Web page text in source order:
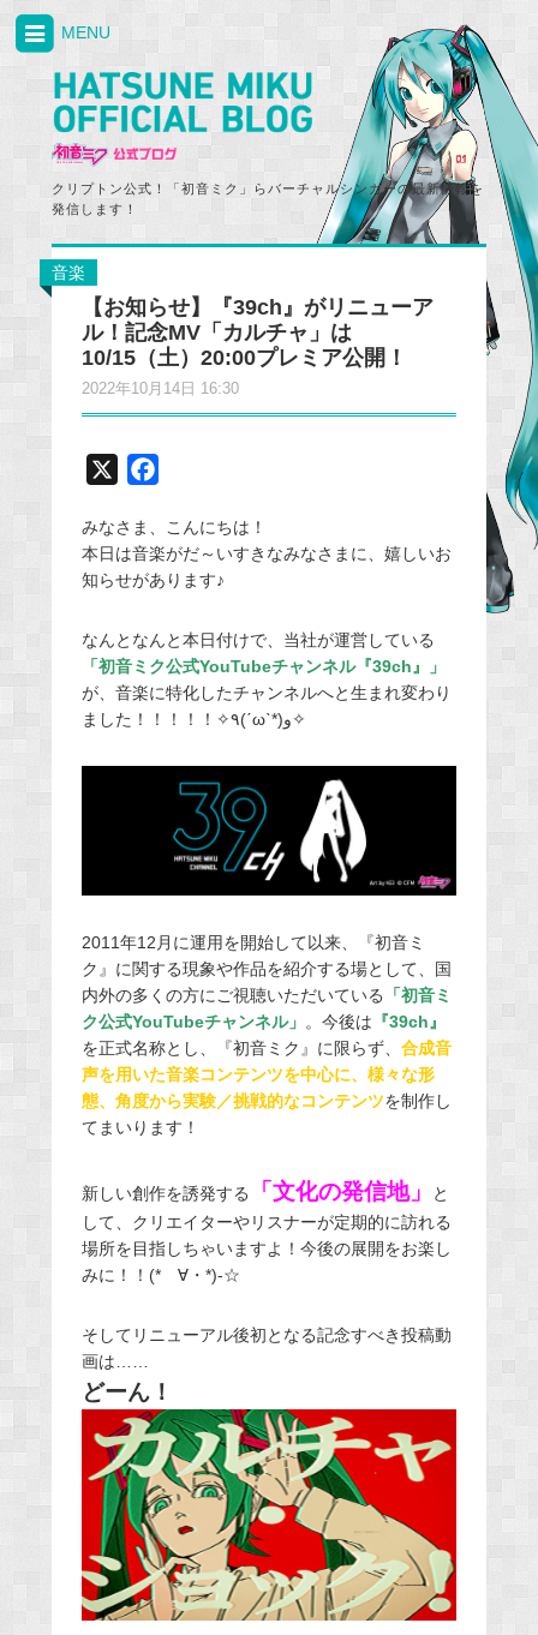
クリプトン公式！「初音ミク」らバーチャルシンガーの最新情報を
発信します！
MENU
音楽
【お知らせ】『39ch』がリニューア
ル！記念MV「カルチャ」は
10/15（土）20:00プレミア公開！
2022年10月14日 16:30
c
e
b
o
k
みなさま、こんにちは！
本日は音楽がだ～いすきなみなさまに、嬉しいお
知らせがあります♪
なんとなんと本日付けで、当社が運営している
「初音ミク公式YouTubeチャンネル『39ch』」
が、音楽に特化したチャンネルへと生まれ変わり
ました！！！！！✧٩(ˊωˋ*)و✧
2011年12月に運用を開始して以来、『初音ミ
ク』に関する現象や作品を紹介する場として、国
内外の多くの方にご視聴いただいている 「初音ミ
ク公式YouTubeチャンネル」 。今後は 『39ch』
を正式名称とし、『初音ミク』に限らず、 合成音
声を用いた音楽コンテンツを中心に、様々な形
態、角度から実験／挑戦的なコンテンツを制作し
てまいります！
新しい創作を誘発する 「文化の発信地」
と
して、クリエイターやリスナーが定期的に訪れる
場所を目指しちゃいますよ！今後の展開をお楽し
みに！！(*ゝ∀・*)-☆
そしてリニューアル後初となる記念すべき投稿動
画は……
どーん！